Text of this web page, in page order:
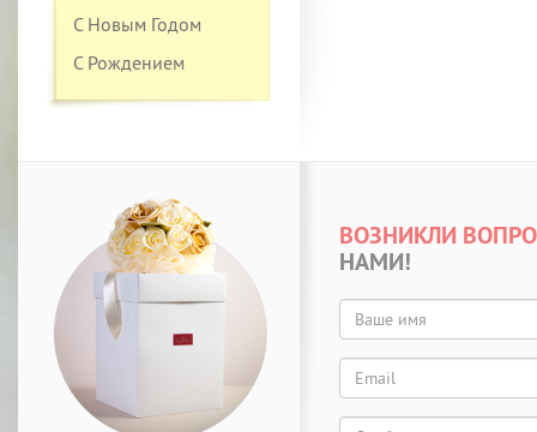
С Новым Годом
С Рождением
ВОЗНИКЛИ
НАМИ!